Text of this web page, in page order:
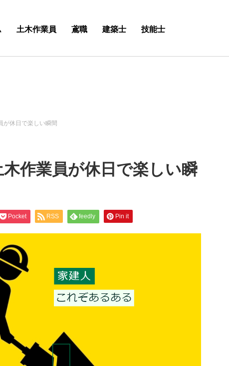
土木作業員 鳶職 建築士 技能士
が休日で楽しい瞬間
作業員が休日で楽しい瞬
Pocket RSS feedly Pin it